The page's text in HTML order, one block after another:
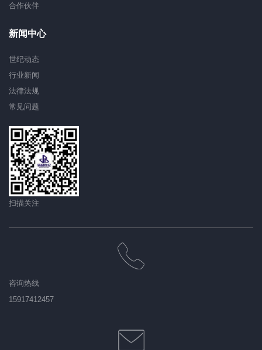
合作伙伴
新闻中心
世纪动态
行业新闻
法律法规
常见问题
扫描关注
咨询热线
15917412457